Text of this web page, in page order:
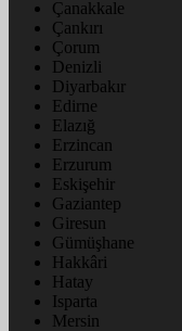
Çanakkale
Çankırı
Çorum
Denizli
Diyarbakır
Edirne
Elazığ
Erzincan
Erzurum
Eskişehir
Gaziantep
Giresun
Gümüşhane
Hakkâri
Hatay
Isparta
Mersin